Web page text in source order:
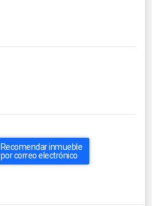
Recomendar inmueble
por correo electrónico